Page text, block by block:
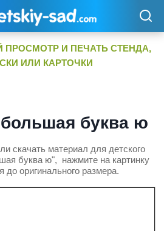
ПРОСМОТР И ПЕЧАТЬ СТЕНДА,
ИЛИ КАРТОЧКИ
буква ю
скачать материал для детского
буква ю", нажмите на картинку
до оригинального размера.